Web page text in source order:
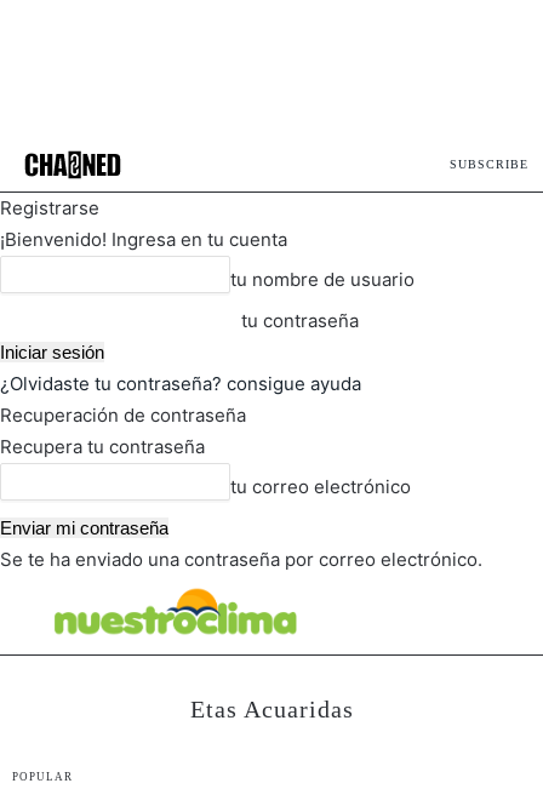
SUBSCRIBE
Registrarse
¡Bienvenido! Ingresa en tu cuenta
tu nombre de usuario
tu contraseña
¿Olvidaste tu contraseña? consigue ayuda
Recuperación de contraseña
Recupera tu contraseña
tu correo electrónico
Se te ha enviado una contraseña por correo electrónico.
Etas Acuaridas
POPULAR